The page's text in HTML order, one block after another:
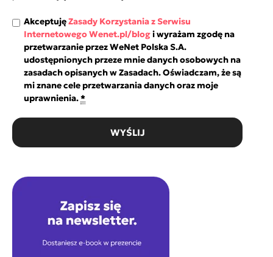
AkceptujęZasady Korzystania z Serwisu
Internetowego Wenet.pl/blogi wyrażam zgodę na
przetwarzanie przez WeNet Polska S.A.
udostępnionych przeze mnie danych osobowych na
zasadach opisanych w Zasadach. Oświadczam, że są
mi znane cele przetwarzania danych oraz moje
uprawnienia.*